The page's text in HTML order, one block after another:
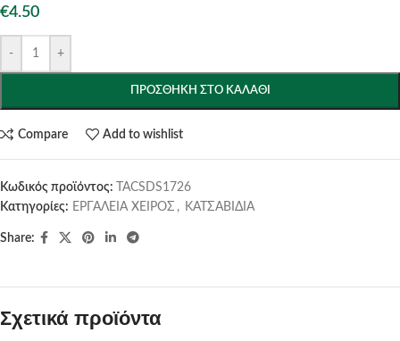
€4.50
- +
ΠΡΟΣΘΉΚΗ ΣΤΟ ΚΑΛΆΘΙ
Compare Add to wishlist
Κωδικός προϊόντος:
TACSDS1726
Κατηγορίες: ΕΡΓΑΛΕΙΑ ΧΕΙΡΟΣ , ΚΑΤΣΑΒΙΔΙΑ
Share:
Σχετικά προϊόντα